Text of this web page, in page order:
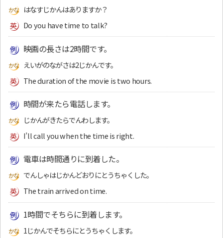
はなすじかんはありますか？
Do you have time to talk?
映画の長さは2時間です。
えいがのながさは2じかんです。
The duration of the movie is two hours.
時間が来たら電話します。
じかんがきたらでんわします。
I’ll call you when the time is right.
電車は時間通りに到着した。
でんしゃはじかんどおりにとうちゃくした。
The train arrived on time.
1時間でそちらに到着します。
1じかんでそちらにとうちゃくします。